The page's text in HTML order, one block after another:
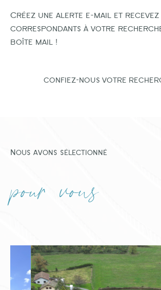
Créez une alerte e-mail et recevez
correspondants à votre
boîte mail !
CONFIEZ-NOUS VOTRE
Nous avons sélectionné
pour vous